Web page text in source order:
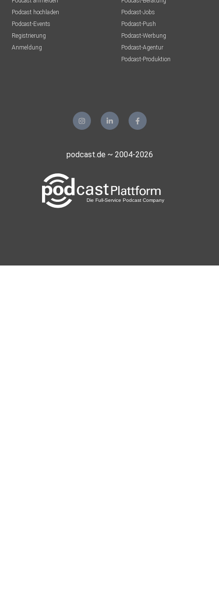
Podcast hochladen
Podcast-Events
Registrierung
Anmeldung
Podcast-Jobs
Podcast-Push
Podcast-Werbung
Podcast-Agentur
Podcast-Produktion
podcast.de ~ 2004-2026